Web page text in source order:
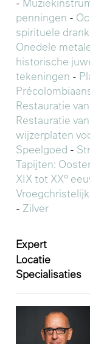
penningen -
spirituele
Onedele
historische
tekeningen -
Restauratie
Restauratie
wijzerplaten
Speelgoed -
Tapijten:
XIX tot XX°
- Zilver
Expert
Locatie
Specialisaties